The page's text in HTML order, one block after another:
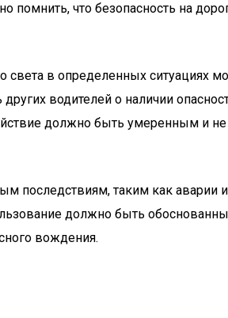
что безопасность на
света в определенных ситуациях
водителей о наличии
должно быть умеренным и
последствиям, таким как аварии
должно быть
вождения.